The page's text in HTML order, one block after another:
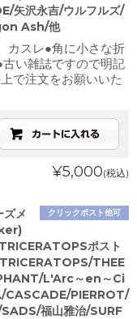
沢永吉/ウルフルズ/
Ash/他
カスレ●角に小さな折
い雑誌ですので明記
で注文をお願いいた
¥5,000(税込)
クリックポスト他可
ズメ
ポスト
THEE
L'Arc～en～Ci
PIERROT/
福山雅治/SURF